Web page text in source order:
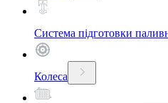
Система підготовки
Колеса